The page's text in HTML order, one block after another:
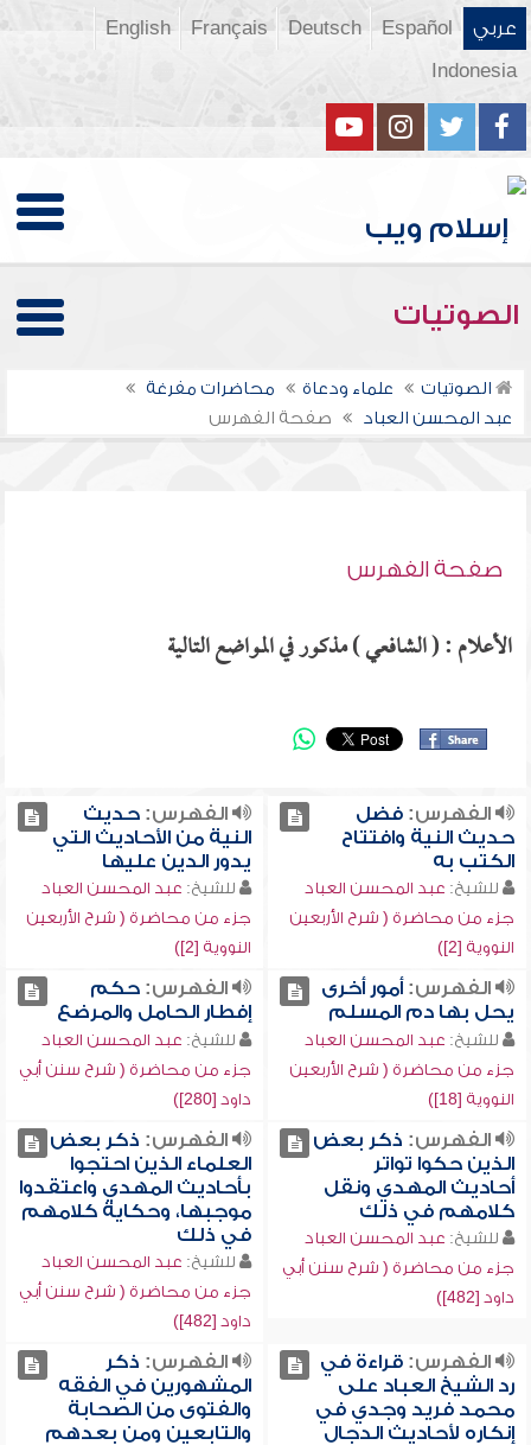
عربي Español
Deutsch
Français
English
Indonesia
الصوتيات
الصوتيات علماء ودعاة
محاضرات مفرغة
عبد المحسن العباد
صفحة الفهرس
صفحة الفهرس
الأعلام : ( الشافعي ) مذكور في المواضع التالية
الفهرس:فضل
حديث النية وافتتاح
الكتب به
للشيخ: عبد المحسن العباد
جزء من محاضرة ( شرح الأربعين
النووية [2])
الفهرس:حديث
النية من الأحاديث التي
يدور الدين عليها
للشيخ: عبد المحسن العباد
جزء من محاضرة ( شرح الأربعين
النووية [2])
الفهرس:أمور أخرى
يحل بها دم المسلم
للشيخ: عبد المحسن العباد
جزء من محاضرة ( شرح الأربعين
النووية [18])
الفهرس:حكم
إفطار الحامل والمرضع
للشيخ: عبد المحسن العباد
جزء من محاضرة ( شرح سنن أبي
داود [280])
الفهرس: ذكر بعض
الذين حكوا تواتر
أحاديث المهدي ونقل
كلامهم في ذلك
للشيخ: عبد المحسن العباد
جزء من محاضرة ( شرح سنن أبي
داود [482])
الفهرس: ذكر بعض
العلماء الذين احتجوا
بأحاديث المهدي واعتقدوا
موجبها، وحكاية كلامهم
في ذلك
للشيخ: عبد المحسن العباد
جزء من محاضرة ( شرح سنن أبي
داود [482])
الفهرس:قراءة في
رد الشيخ العباد على
محمد فريد وجدي في
إنكاره لأحاديث الدجال
الفهرس: ذكر
المشهورين في الفقه
والفتوى من الصحابة
والتابعين ومن بعدهم